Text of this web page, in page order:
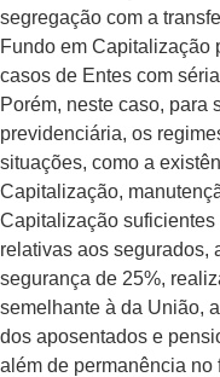
segregação com a
Fundo em Capitalização
casos de Entes com
Porém, neste caso, para
previdenciária, os
situações, como a
Capitalização,
Capitalização
relativas aos segurados,
segurança de 25%,
semelhante à da União,
dos aposentados e
além de permanência no